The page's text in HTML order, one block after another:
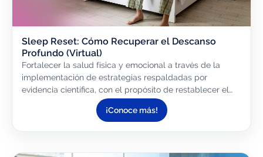
Sleep Reset: Cómo Recuperar el Descanso
Profundo (Virtual)
Fortalecer la salud física y emocional a través de la
implementación de estrategias respaldadas por
evidencia científica, con el propósito de restablecer el
sueño profundo, optimizar el descanso y mejorar su
¡Conoce más!